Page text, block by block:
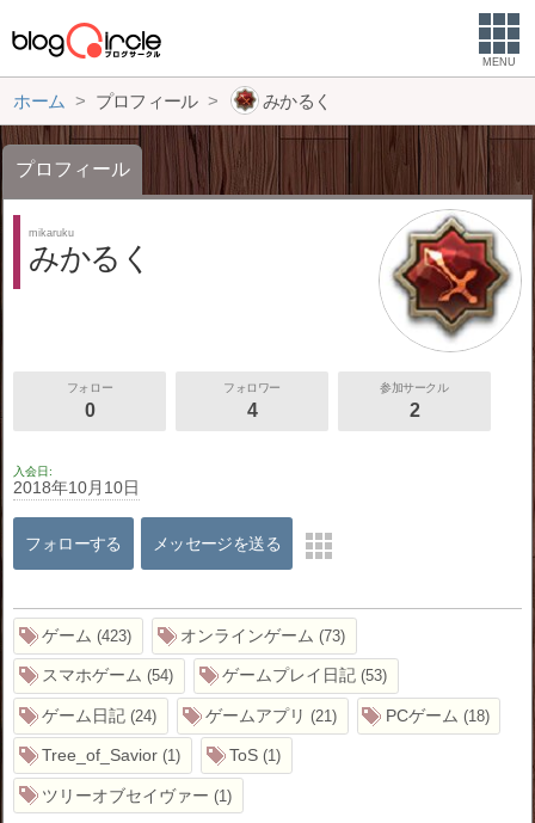
MENU
ホーム プロフィール みかるく
プロフィール
mikaruku
みかるく
フォロー
0
フォロワー
4
参加サークル
2
入会日
2018年10月10日
フォローする メッセージを送る
ゲーム 423 オンラインゲーム 73
スマホゲーム 54 ゲームプレイ日記 53
ゲーム日記 24 ゲームアプリ 21 PCゲーム 18
Tree_of_Savior 1 ToS 1
ツリーオブセイヴァー 1